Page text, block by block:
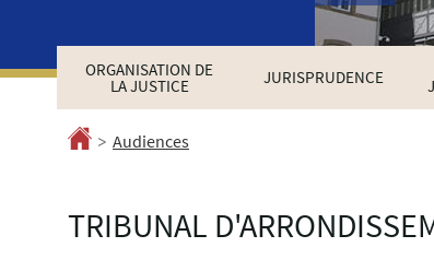
ORGANISATION DE
LA JUSTICE JURISPRUDENCE
Accueil
> Audiences
TRIBUNAL